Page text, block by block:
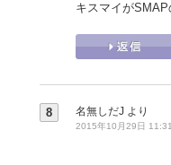
キスマイが
8 名無しだJ より
2015年10月29日